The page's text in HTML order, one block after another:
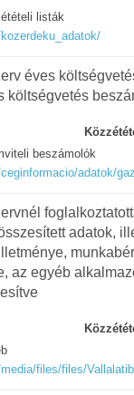
listák
éves
költségvetés
beszámolók
adatok/
adatok,
az egyéb
files/files/